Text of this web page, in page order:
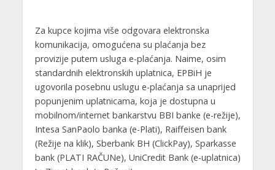
Za kupce kojima više odgovara elektronska
komunikacija, omogućena su plaćanja bez
provizije putem usluga e-plaćanja. Naime, osim
standardnih elektronskih uplatnica, EPBiH je
ugovorila posebnu uslugu e-plaćanja sa unaprijed
popunjenim uplatnicama, koja je dostupna u
mobilnom/internet bankarstvu BBI banke (e-režije),
Intesa SanPaolo banka (e-Plati), Raiffeisen bank
(Režije na klik), Sberbank BH (ClickPay), Sparkasse
bank (PLATI RAČUNe), UniCredit Bank (e-uplatnica)